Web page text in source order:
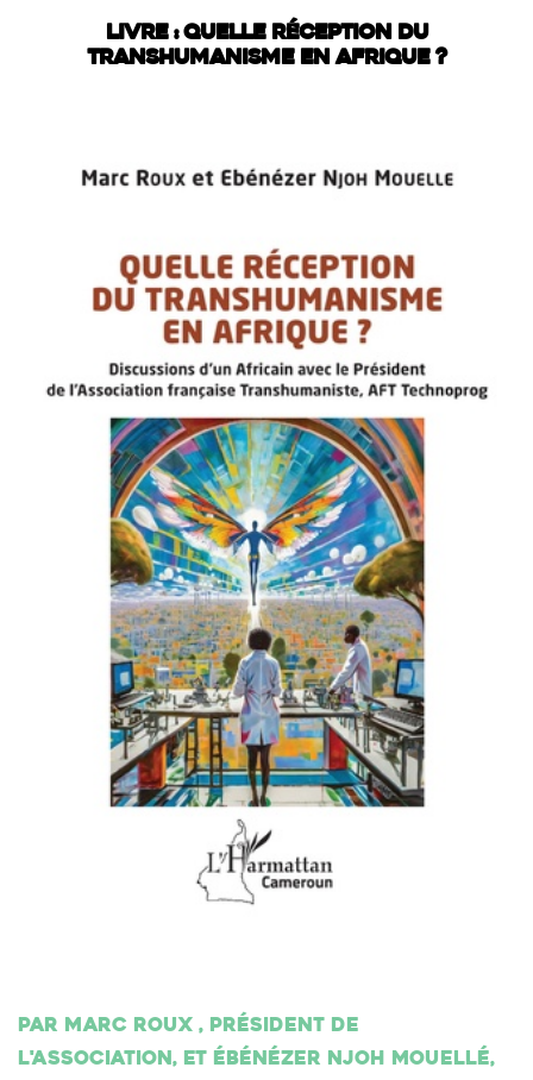
LIVRE : QUELLE RÉCEPTION DU
TRANSHUMANISME EN AFRIQUE ?
Par Marc Roux , président de
l'association, et Ébénézer Njoh Mouellé,